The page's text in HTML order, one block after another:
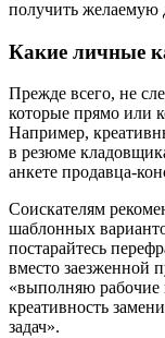
получить желаемую
Какие личные
Прежде всего, не
которые прямо или
Например,
в резюме
анкете продавца-
Соискателям
шаблонных
постарайтесь
вместо заезженной
«выполняю рабочие
креативность
задач».